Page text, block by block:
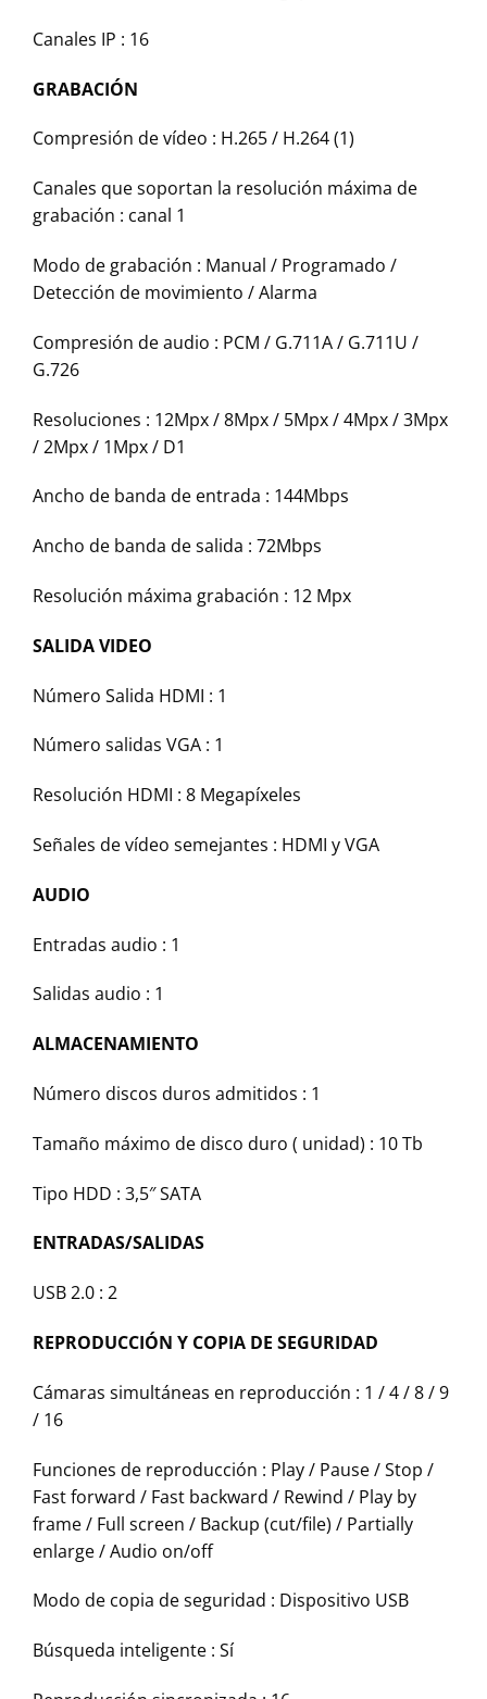
Canales IP : 16
GRABACIÓN
Compresión de vídeo : H.265 / H.264 (1)
Canales que soportan la resolución máxima de
grabación : canal 1
Modo de grabación : Manual / Programado /
Detección de movimiento / Alarma
Compresión de audio : PCM / G.711A / G.711U /
G.726
Resoluciones : 12Mpx / 8Mpx / 5Mpx / 4Mpx / 3Mpx
/ 2Mpx / 1Mpx / D1
Ancho de banda de entrada : 144Mbps
Ancho de banda de salida : 72Mbps
Resolución máxima grabación : 12 Mpx
SALIDA VIDEO
Número Salida HDMI : 1
Número salidas VGA : 1
Resolución HDMI : 8 Megapíxeles
Señales de vídeo semejantes : HDMI y VGA
AUDIO
Entradas audio : 1
Salidas audio : 1
ALMACENAMIENTO
Número discos duros admitidos : 1
Tamaño máximo de disco duro ( unidad) : 10 Tb
Tipo HDD : 3,5″ SATA
ENTRADAS/SALIDAS
USB 2.0 : 2
REPRODUCCIÓN Y COPIA DE SEGURIDAD
Cámaras simultáneas en reproducción : 1 / 4 / 8 / 9
/ 16
Funciones de reproducción : Play / Pause / Stop /
Fast forward / Fast backward / Rewind / Play by
frame / Full screen / Backup (cut/file) / Partially
enlarge / Audio on/off
Modo de copia de seguridad : Dispositivo USB
Búsqueda inteligente : Sí